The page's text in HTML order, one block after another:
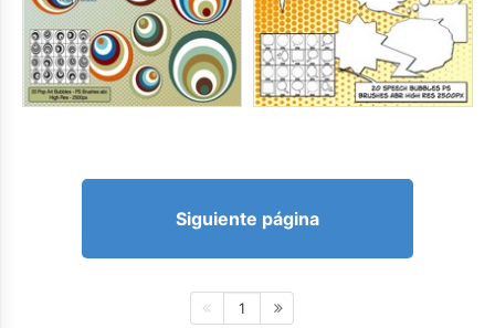
Siguiente página
1